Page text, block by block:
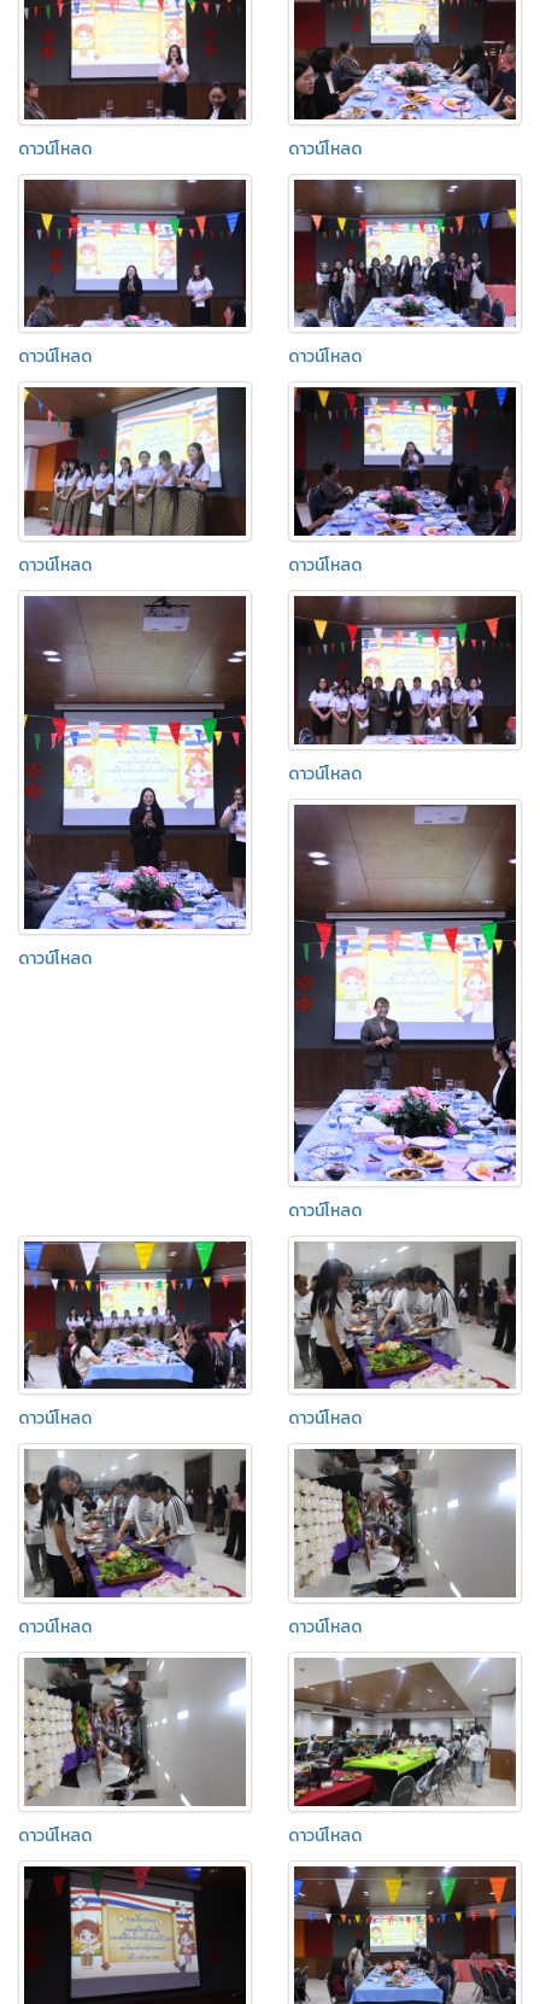
ดาวน์โหลด ดาวน์โหลด
ดาวน์โหลด ดาวน์โหลด
ดาวน์โหลด ดาวน์โหลด
ดาวน์โหลด
ดาวน์โหลด
ดาวน์โหลด
ดาวน์โหลด ดาวน์โหลด
ดาวน์โหลด ดาวน์โหลด
ดาวน์โหลด ดาวน์โหลด